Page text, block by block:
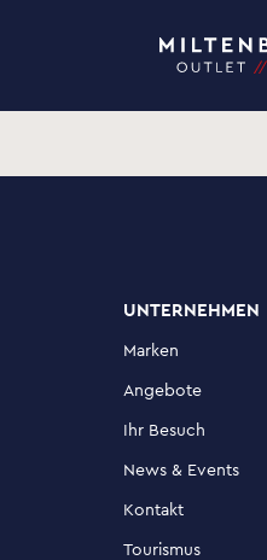
UNTERNEHMEN
Marken
Angebote
Ihr Besuch
News & Events
Kontakt
Tourismus